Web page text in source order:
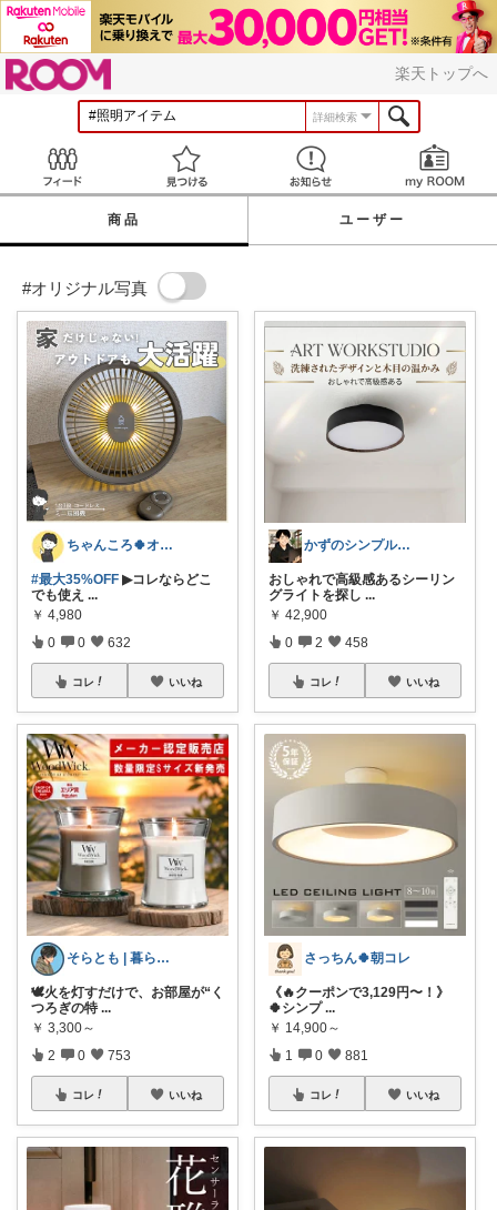
楽天トップへ
詳細検索
見つける お知らせ
商品 ユーザー
#オリジナル写真
ちゃんころ🍀オリ写/インテリア/キッズ
#最大35%OFF ▶コレならどこ
でも使え ...
￥ 4,980
0 0 632
コレ いいね
そらとも | 暮らしItem🕊️朝コレ
🕊️火を灯すだけで、お部屋が“く
つろぎの特 ...
￥ 3,300～
2 0 753
コレ いいね
かずのシンプル生活｜一生モノに出会う場所
おしゃれで高級感あるシーリン
グライトを探し ...
￥ 42,900
0 2 458
コレ いいね
さっちん🍀朝コレ
《🔥クーポンで3,129円〜！》
🍀シンプ ...
￥ 14,900～
1 0 881
コレ いいね